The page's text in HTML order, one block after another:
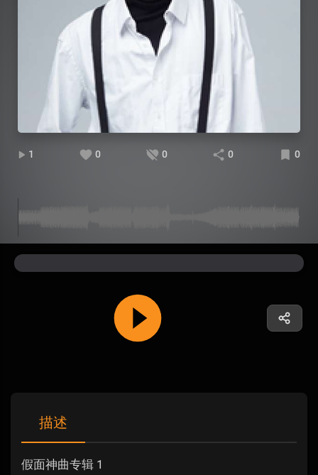
1 0 0 0 0
描述
假面神曲专辑 1